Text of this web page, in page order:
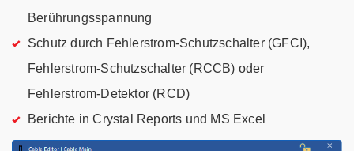
Berührungsspannung
Schutz durch Fehlerstrom-Schutzschalter (GFCI),
Fehlerstrom-Schutzschalter (RCCB) oder
Fehlerstrom-Detektor (RCD)
Berichte in Crystal Reports und MS Excel